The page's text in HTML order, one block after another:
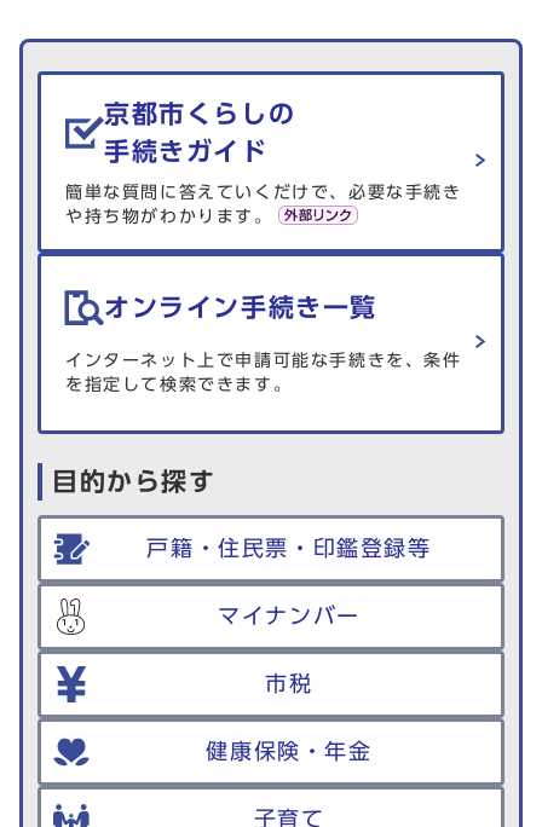
生活情報を探す
京都市くらしの
手続きガイド
簡単な質問に答えていくだけで、必要な手続き
や持ち物がわかります。
オンライン手続き一覧
インターネット上で申請可能な手続きを、条件
を指定して検索できます。
目的から探す
戸籍・住民票・印鑑登録等
マイナンバー
市税
健康保険・年金
子育て